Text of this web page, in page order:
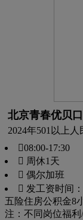
北京青春优贝
2024年501以上人
08:00-17:30
 周休1天
 偶尔加班
 发工资时间
五险住房公积金8
注：不同岗位福